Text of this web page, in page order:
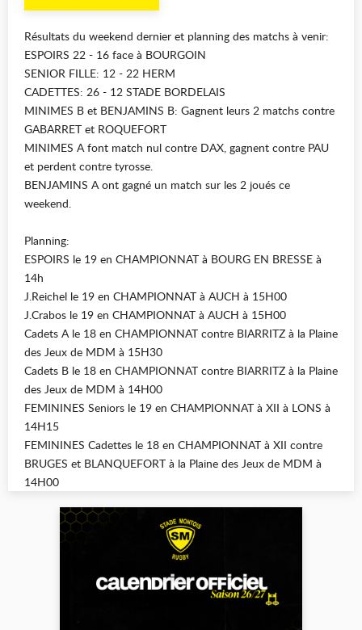
Résultats du weekend dernier et planning des matchs à venir:
ESPOIRS 22 - 16 face à BOURGOIN
SENIOR FILLE: 12 - 22 HERM
CADETTES: 26 - 12 STADE BORDELAIS
MINIMES B et BENJAMINS B: Gagnent leurs 2 matchs contre
GABARRET et ROQUEFORT
MINIMES A font match nul contre DAX, gagnent contre PAU
et perdent contre tyrosse.
BENJAMINS A ont gagné un match sur les 2 joués ce
weekend.
Planning:
ESPOIRS le 19 en CHAMPIONNAT à BOURG EN BRESSE à
14h
J.Reichel le 19 en CHAMPIONNAT à AUCH à 15H00
J.Crabos le 19 en CHAMPIONNAT à AUCH à 15H00
Cadets A le 18 en CHAMPIONNAT contre BIARRITZ à la Plaine
des Jeux de MDM à 15H30
Cadets B le 18 en CHAMPIONNAT contre BIARRITZ à la Plaine
des Jeux de MDM à 14H00
FEMININES Seniors le 19 en CHAMPIONNAT à XII à LONS à
14H15
FEMININES Cadettes le 18 en CHAMPIONNAT à XII contre
BRUGES et BLANQUEFORT à la Plaine des Jeux de MDM à
14H00